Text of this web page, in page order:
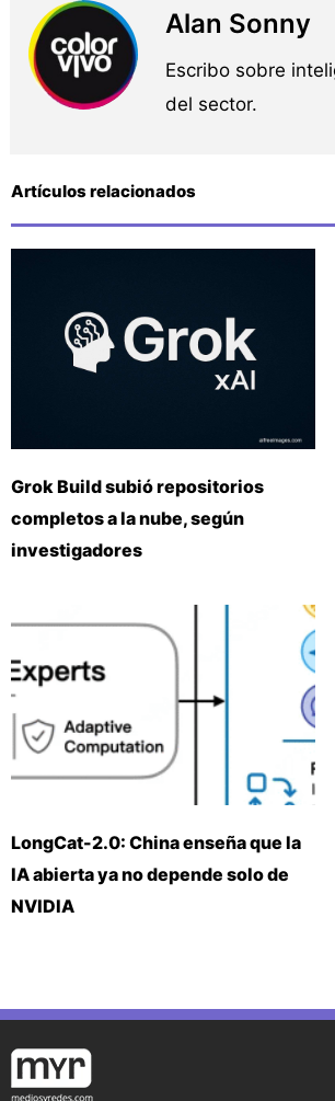
Alan Sonny
Escribo sobre
del sector.
Artículos relacionados
Grok Build subió repositorios
completos a la nube, según
investigadores
LongCat-2.0: China enseña que la
IA abierta ya no depende solo de
NVIDIA